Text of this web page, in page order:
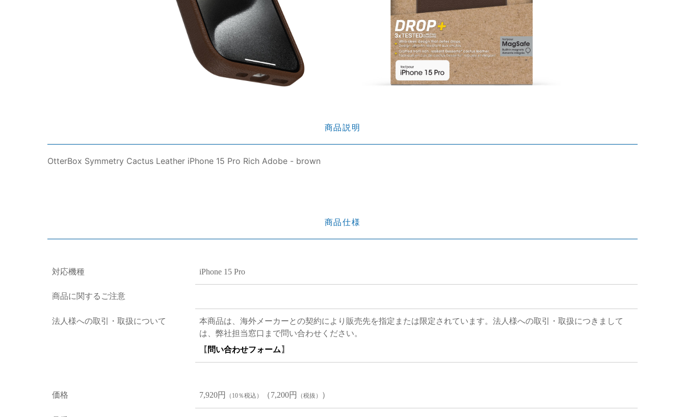
商品説明
OtterBox Symmetry Cactus Leather iPhone 15 Pro Rich Adobe - brown
商品仕様
対応機種 iPhone 15 Pro
商品に関するご注意
法人様への取引・取扱について
本商品は、海外メーカーとの契約により販売先を指定または限定されています。法人様への取引・取扱につきまして
は、弊社担当窓口まで問い合わせください。
【 問い合わせフォーム 】
価格 7,920円 （10％税込） （7,200円 （税抜） ）